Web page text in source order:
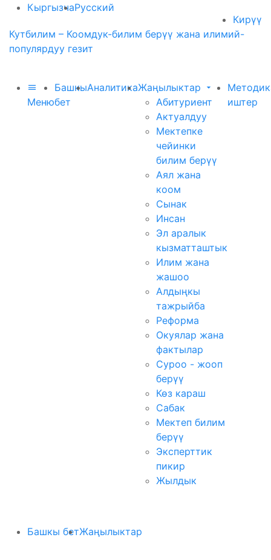
КыргызчаРусский
Кирүү
Кутбилим – Коомдук-билим берүү жана илимий-
популярдуу гезит
Меню
Башкы
бет
АналитикаЖаңылыктар
Абитуриент
Актуалдуу
Мектепке
чейинки
билим берүү
Аял жана
коом
Сынак
Инсан
Эл аралык
кызматташтык
Илим жана
жашоо
Алдыңкы
тажрыйба
Реформа
Окуялар жана
фактылар
Суроо - жооп
берүү
Көз караш
Сабак
Мектеп билим
берүү
Эксперттик
пикир
Жылдык
иштер
Башкы бетЖаңылыктар